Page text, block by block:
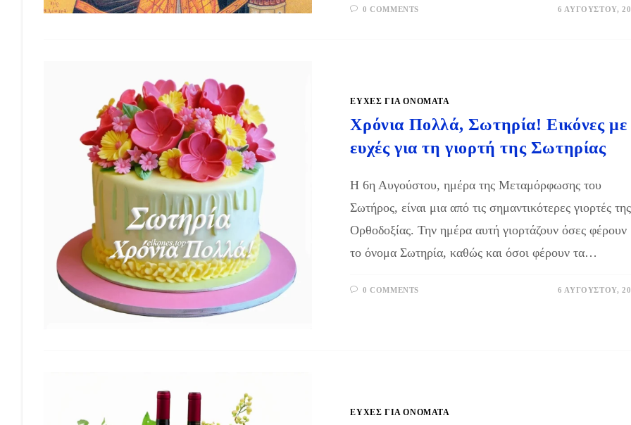
0 COMMENTS 6 ΑΥΓΟΎΣΤΟΥ,
ΕΥΧΈΣ ΓΙΑ ΟΝΌΜΑΤΑ
Χρόνια Πολλά, Σωτηρία! Εικόνες με
ευχές για τη γιορτή της Σωτηρίας
Η 6η Αυγούστου, ημέρα της Μεταμόρφωσης του
Σωτήρος, είναι μια από τις σημαντικότερες γιορτές της
Ορθοδοξίας. Την ημέρα αυτή γιορτάζουν όσες φέρουν
το όνομα Σωτηρία, καθώς και όσοι φέρουν τα…
0 COMMENTS 6 ΑΥΓΟΎΣΤΟΥ,
ΕΥΧΈΣ ΓΙΑ ΟΝΌΜΑΤΑ